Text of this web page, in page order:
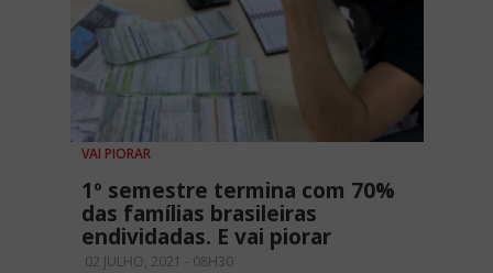
VAI PIORAR
1º semestre termina com 70%
das famílias brasileiras
endividadas. E vai piorar
02 JULHO, 2021 - 08H30